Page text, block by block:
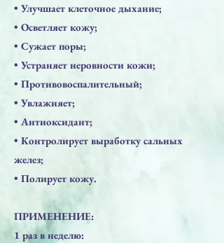
• Улучшает клеточное дыхание;
• Осветляет кожу;
• Сужает поры;
• Устраняет неровности кожи;
• Противовоспалительный;
• Увлажняет;
• Антиоксидант;
• Контролирует выработку сальных
желез;
• Полирует кожу.
ПРИМЕНЕНИЕ:
1 раз в неделю: